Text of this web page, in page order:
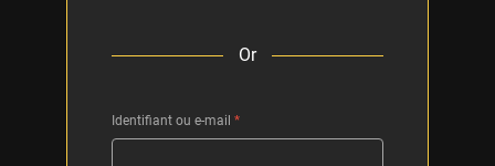
Or
Identifiant ou e-mail *